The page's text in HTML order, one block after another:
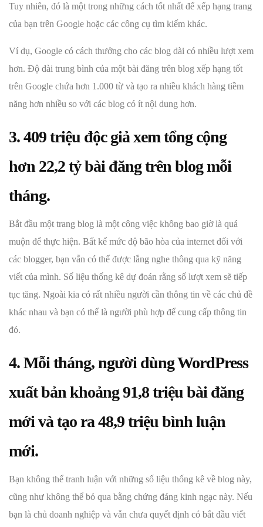
Tuy nhiên, đó là một trong những cách tốt nhất để xếp hạng trang
của bạn trên Google hoặc các công cụ tìm kiếm khác.
Ví dụ, Google có cách thưởng cho các blog dài có nhiều lượt xem
hơn. Độ dài trung bình của một bài đăng trên blog xếp hạng tốt
trên Google chứa hơn 1.000 từ và tạo ra nhiều khách hàng tiềm
năng hơn nhiều so với các blog có ít nội dung hơn.
3. 409 triệu độc giả xem tổng cộng
hơn 22,2 tỷ bài đăng trên blog mỗi
tháng.
Bắt đầu một trang blog là một công việc không bao giờ là quá
muộn để thực hiện. Bất kể mức độ bão hòa của internet đối với
các blogger, bạn vẫn có thể được lắng nghe thông qua kỹ năng
viết của mình. Số liệu thống kê dự đoán rằng số lượt xem sẽ tiếp
tục tăng. Ngoài kia có rất nhiều người cần thông tin về các chủ đề
khác nhau và bạn có thể là người phù hợp để cung cấp thông tin
đó.
4. Mỗi tháng, người dùng WordPress
xuất bản khoảng 91,8 triệu bài đăng
mới và tạo ra 48,9 triệu bình luận
mới.
Bạn không thể tranh luận với những số liệu thống kê về blog này,
cũng như không thể bỏ qua bằng chứng đáng kinh ngạc này. Nếu
bạn là chủ doanh nghiệp và vẫn chưa quyết định có bắt đầu viết